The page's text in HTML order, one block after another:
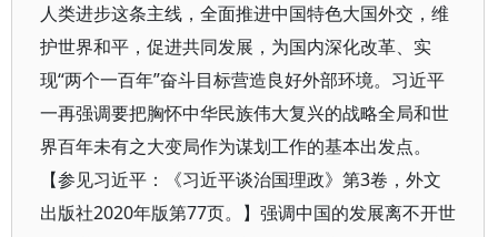
人类进步这条主线，全面推进中国特色大国外交，维
护世界和平，促进共同发展，为国内深化改革、实
现“两个一百年”奋斗目标营造良好外部环境。习近平
一再强调要把胸怀中华民族伟大复兴的战略全局和世
界百年未有之大变局作为谋划工作的基本出发点。
【参见习近平：《习近平谈治国理政》第3卷，外文
出版社2020年版第77页。】强调中国的发展离不开世